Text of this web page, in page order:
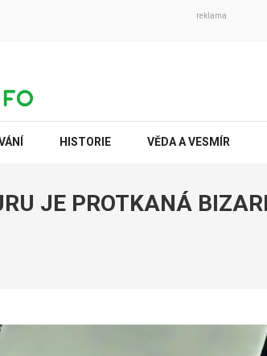
reklama
HISTORIE VĚDA A VESMÍR
JE PROTKANÁ